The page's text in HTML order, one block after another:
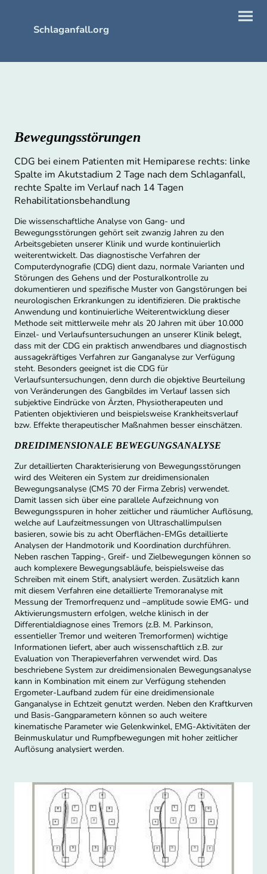
Schlaganfall.org
Bewegungsstörungen
CDG bei einem Patienten mit Hemiparese rechts: linke
Spalte im Akutstadium 2 Tage nach dem Schlaganfall,
rechte Spalte im Verlauf nach 14 Tagen
Rehabilitationsbehandlung
Die wissenschaftliche Analyse von Gang- und
Bewegungsstörungen gehört seit zwanzig Jahren zu den
Arbeitsgebieten unserer Klinik und wurde kontinuierlich
weiterentwickelt. Das diagnostische Verfahren der
Computerdynografie (CDG) dient dazu, normale Varianten und
Störungen des Gehens und der Posturalkontrolle zu
dokumentieren und spezifische Muster von Gangstörungen bei
neurologischen Erkrankungen zu identifizieren. Die praktische
Anwendung und kontinuierliche Weiterentwicklung dieser
Methode seit mittlerweile mehr als 20 Jahren mit über 10.000
Einzel- und Verlaufsuntersuchungen an unserer Klinik belegt,
dass mit der CDG ein praktisch anwendbares und diagnostisch
aussagekräftiges Verfahren zur Ganganalyse zur Verfügung
steht. Besonders geeignet ist die CDG für
Verlaufsuntersuchungen, denn durch die objektive Beurteilung
von Veränderungen des Gangbildes im Verlauf lassen sich
subjektive Eindrücke von Ärzten, Physiotherapeuten und
Patienten objektivieren und beispielsweise Krankheitsverlauf
bzw. Effekte therapeutischer Maßnahmen besser einschätzen.
DREIDIMENSIONALE BEWEGUNGSANALYSE
Zur detaillierten Charakterisierung von Bewegungsstörungen
wird des Weiteren ein System zur dreidimensionalen
Bewegungsanalyse (CMS 70 der Firma Zebris) verwendet.
Damit lassen sich über eine parallele Aufzeichnung von
Bewegungsspuren in hoher zeitlicher und räumlicher Auflösung,
welche auf Laufzeitmessungen von Ultraschallimpulsen
basieren, sowie bis zu acht Oberflächen-EMGs detaillierte
Analysen der Handmotorik und Koordination durchführen.
Neben raschen Tapping-, Greif- und Zielbewegungen können so
auch komplexere Bewegungsabläufe, beispielsweise das
Schreiben mit einem Stift, analysiert werden. Zusätzlich kann
mit diesem Verfahren eine detaillierte Tremoranalyse mit
Messung der Tremorfrequenz und –amplitude sowie EMG- und
Aktivierungsmustern erfolgen, welche klinisch in der
Differentialdiagnose eines Tremors (z.B. M. Parkinson,
essentieller Tremor und weiteren Tremorformen) wichtige
Informationen liefert, aber auch wissenschaftlich z.B. zur
Evaluation von Therapieverfahren verwendet wird. Das
beschriebene System zur dreidimensionalen Bewegungsanalyse
kann in Kombination mit einem zur Verfügung stehenden
Ergometer-Laufband zudem für eine dreidimensionale
Ganganalyse in Echtzeit genutzt werden. Neben den Kraftkurven
und Basis-Gangparametern können so auch weitere
kinematische Parameter wie Gelenkwinkel, EMG-Aktivitäten der
Beinmuskulatur und Rumpfbewegungen mit hoher zeitlicher
Auflösung analysiert werden.